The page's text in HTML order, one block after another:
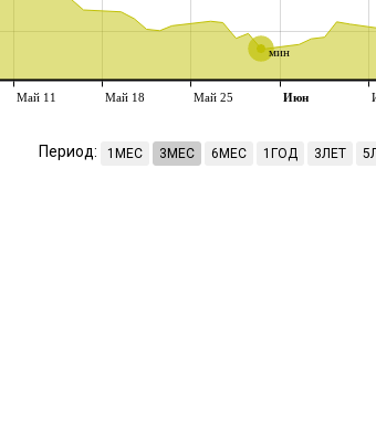
мин
Май 11 Май 18 Май 25 Июн
Период: 1МЕС 3МЕС 6МЕС 1ГОД 3ЛЕТ